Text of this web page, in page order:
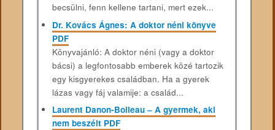
becsülni, fenn kellene tartani, mert ezek...
Dr. Kovács Ágnes: A doktor néni könyve
PDF
Könyvajánló: A doktor néni (vagy a doktor
bácsi) a legfontosabb emberek közé tartozik
egy kisgyerekes családban. Ha a gyerek
lázas vagy fáj valamije: a család...
Laurent Danon-Boileau – A gyermek, aki
nem beszélt PDF